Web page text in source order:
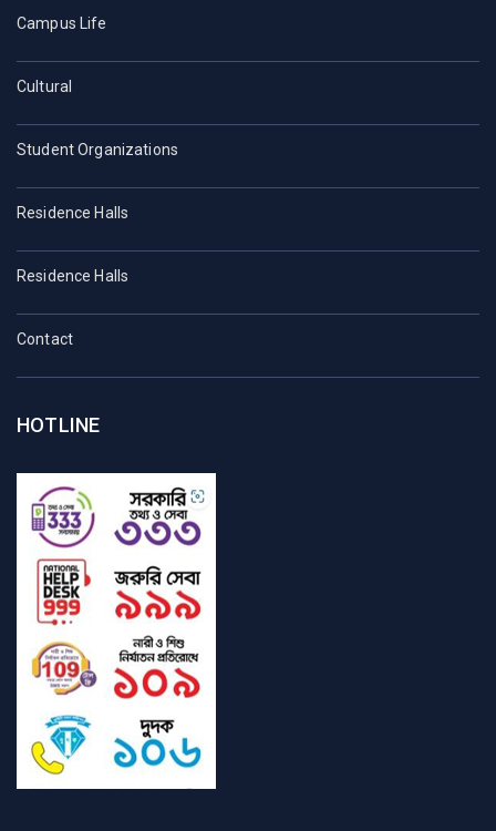
Campus Life
Cultural
Student Organizations
Residence Halls
Residence Halls
Contact
HOTLINE